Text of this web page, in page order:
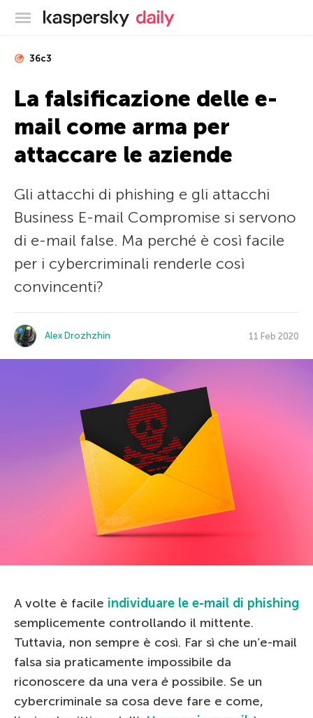
Blog ufficiale di Kaspersky
36c3
La falsificazione delle e-
mail come arma per
attaccare le aziende
Gli attacchi di phishing e gli attacchi
Business E-mail Compromise si servono
di e-mail false. Ma perché è così facile
per i cybercriminali renderle così
convincenti?
Alex Drozhzhin 11 Feb 2020
A volte è facile individuare le e-mail di phishing
semplicemente controllando il mittente.
Tuttavia, non sempre è così. Far sì che un’e-mail
falsa sia praticamente impossibile da
riconoscere da una vera è possibile. Se un
cybercriminale sa cosa deve fare e come,